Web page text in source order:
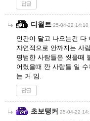
답글
디월트 25-04-22 14:10
인간이 달고 나오는건 다
자연적으로 안까지는 사
평범한 사람들은 씻을때
어렸을때 깐 사람들 일
는 거 임.
답글
초보탱커 25-04-22